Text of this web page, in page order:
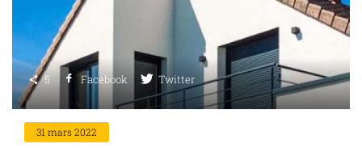
5 Facebook Twitter
31 mars 2022